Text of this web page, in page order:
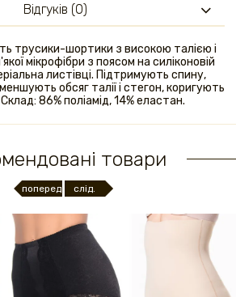
трусики-шортики з високою талією і
мікрофібри з поясом на силіконовій
листівці. Підтримують спину,
обсяг талії і стегон, коригують
86% поліамід, 14% еластан.
Відгуків (0)
товари
поперед. слід.